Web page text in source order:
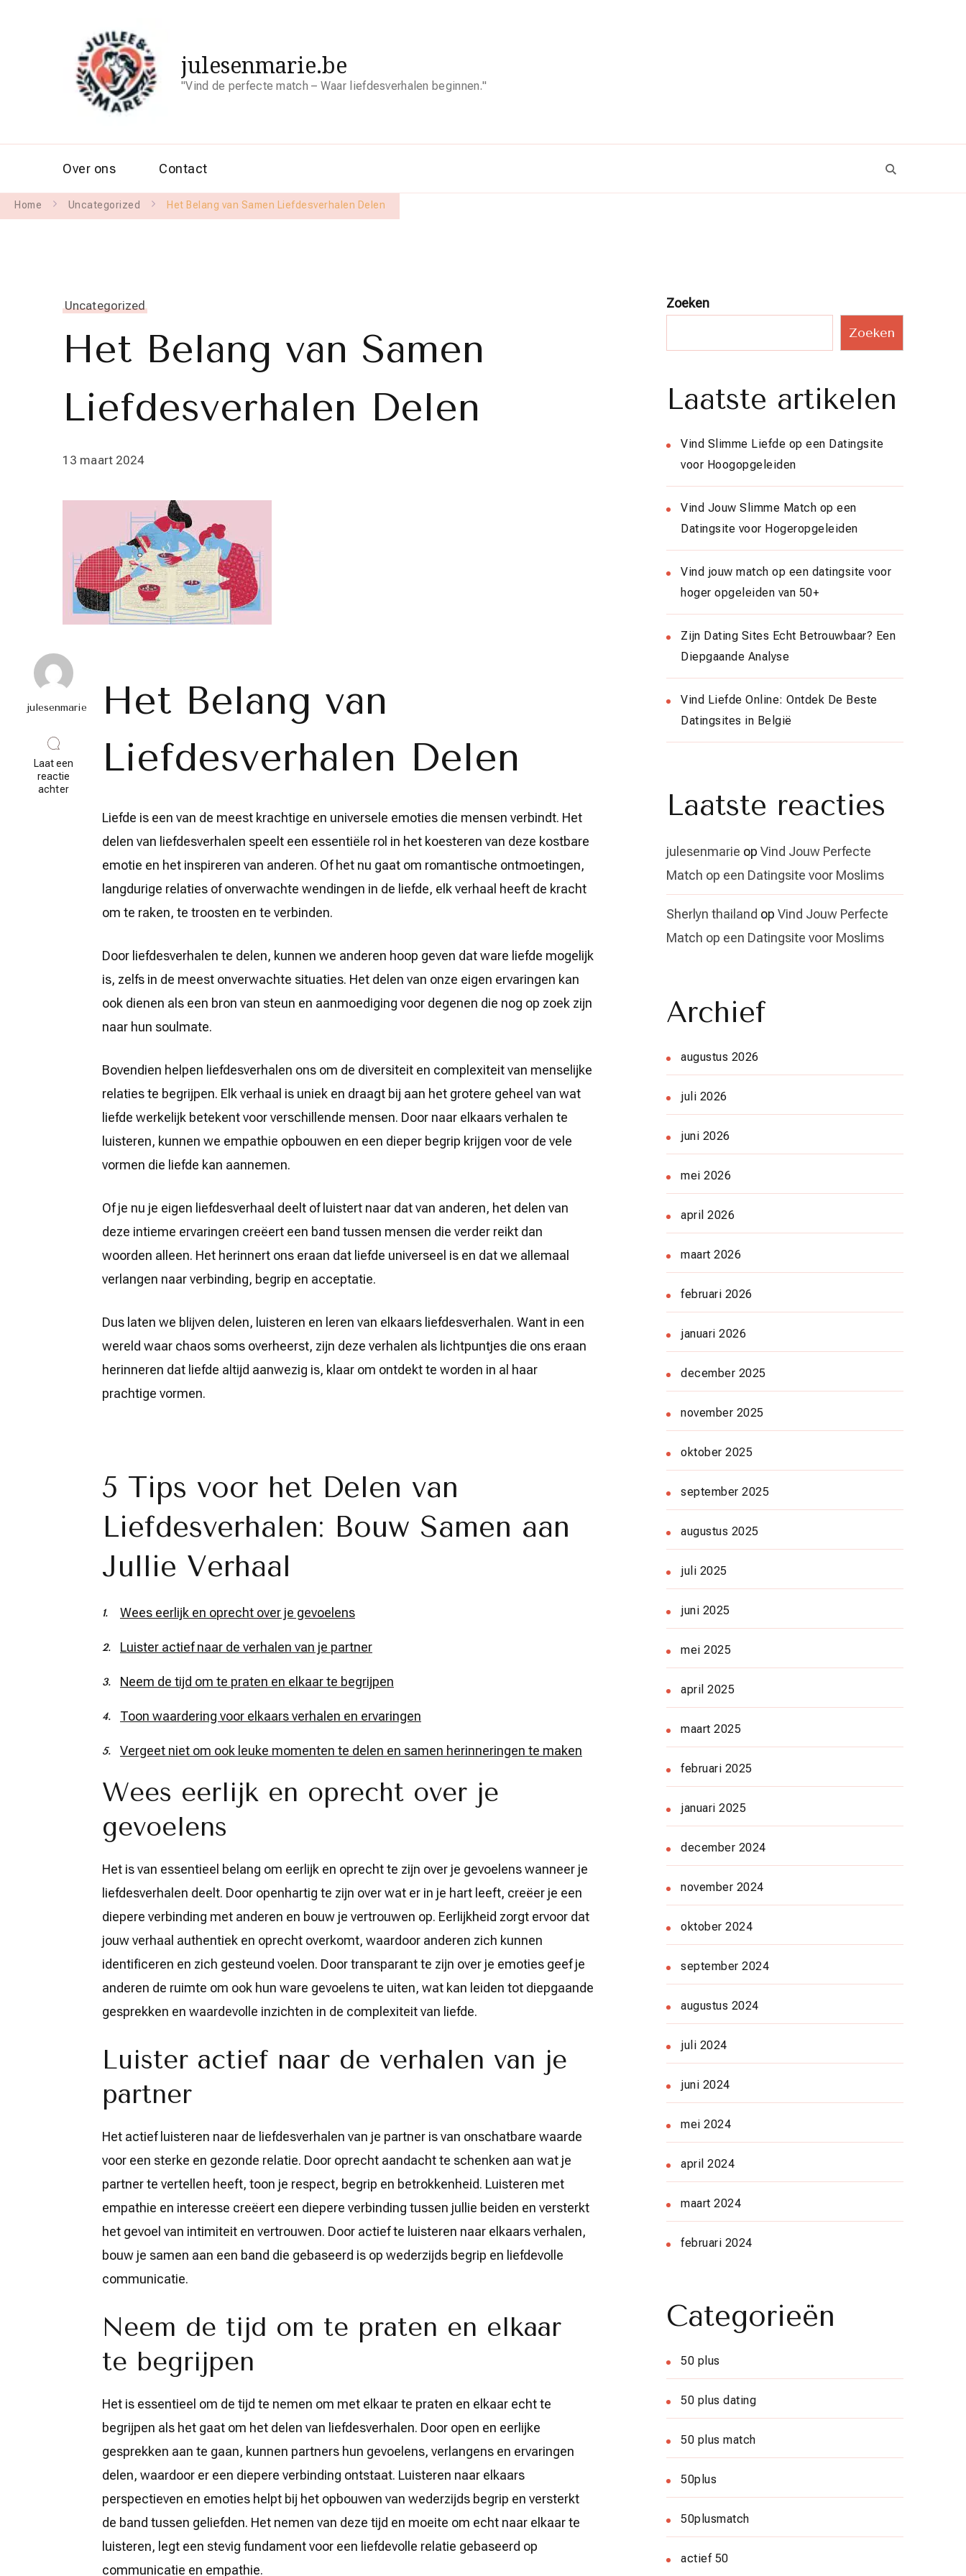
julesenmarie.be
"Vind de perfecte match – Waar liefdesverhalen beginnen."
Over ons Contact
Home Uncategorized Het Belang van Samen Liefdesverhalen Delen
Uncategorized
Het Belang van Samen
Liefdesverhalen Delen
13 maart 2024
julesenmarie
Laat een
reactie
achterop
Het Belang van
Liefdesverhalen Delen
Liefde is een van de meest krachtige en universele emoties die mensen verbindt. Het
delen van liefdesverhalen speelt een essentiële rol in het koesteren van deze kostbare
emotie en het inspireren van anderen. Of het nu gaat om romantische ontmoetingen,
langdurige relaties of onverwachte wendingen in de liefde, elk verhaal heeft de kracht
om te raken, te troosten en te verbinden.
Door liefdesverhalen te delen, kunnen we anderen hoop geven dat ware liefde mogelijk
is, zelfs in de meest onverwachte situaties. Het delen van onze eigen ervaringen kan
ook dienen als een bron van steun en aanmoediging voor degenen die nog op zoek zijn
naar hun soulmate.
Bovendien helpen liefdesverhalen ons om de diversiteit en complexiteit van menselijke
relaties te begrijpen. Elk verhaal is uniek en draagt bij aan het grotere geheel van wat
liefde werkelijk betekent voor verschillende mensen. Door naar elkaars verhalen te
luisteren, kunnen we empathie opbouwen en een dieper begrip krijgen voor de vele
vormen die liefde kan aannemen.
Of je nu je eigen liefdesverhaal deelt of luistert naar dat van anderen, het delen van
deze intieme ervaringen creëert een band tussen mensen die verder reikt dan
woorden alleen. Het herinnert ons eraan dat liefde universeel is en dat we allemaal
verlangen naar verbinding, begrip en acceptatie.
Dus laten we blijven delen, luisteren en leren van elkaars liefdesverhalen. Want in een
wereld waar chaos soms overheerst, zijn deze verhalen als lichtpuntjes die ons eraan
herinneren dat liefde altijd aanwezig is, klaar om ontdekt te worden in al haar
prachtige vormen.
5 Tips voor het Delen van
Liefdesverhalen: Bouw Samen aan
Jullie Verhaal
Wees eerlijk en oprecht over je gevoelens
Luister actief naar de verhalen van je partner
Neem de tijd om te praten en elkaar te begrijpen
Toon waardering voor elkaars verhalen en ervaringen
Vergeet niet om ook leuke momenten te delen en samen herinneringen te maken
Wees eerlijk en oprecht over je
gevoelens
Het is van essentieel belang om eerlijk en oprecht te zijn over je gevoelens wanneer je
liefdesverhalen deelt. Door openhartig te zijn over wat er in je hart leeft, creëer je een
diepere verbinding met anderen en bouw je vertrouwen op. Eerlijkheid zorgt ervoor dat
jouw verhaal authentiek en oprecht overkomt, waardoor anderen zich kunnen
identificeren en zich gesteund voelen. Door transparant te zijn over je emoties geef je
anderen de ruimte om ook hun ware gevoelens te uiten, wat kan leiden tot diepgaande
gesprekken en waardevolle inzichten in de complexiteit van liefde.
Luister actief naar de verhalen van je
partner
Het actief luisteren naar de liefdesverhalen van je partner is van onschatbare waarde
voor een sterke en gezonde relatie. Door oprecht aandacht te schenken aan wat je
partner te vertellen heeft, toon je respect, begrip en betrokkenheid. Luisteren met
empathie en interesse creëert een diepere verbinding tussen jullie beiden en versterkt
het gevoel van intimiteit en vertrouwen. Door actief te luisteren naar elkaars verhalen,
bouw je samen aan een band die gebaseerd is op wederzijds begrip en liefdevolle
communicatie.
Neem de tijd om te praten en elkaar
te begrijpen
Het is essentieel om de tijd te nemen om met elkaar te praten en elkaar echt te
begrijpen als het gaat om het delen van liefdesverhalen. Door open en eerlijke
gesprekken aan te gaan, kunnen partners hun gevoelens, verlangens en ervaringen
delen, waardoor er een diepere verbinding ontstaat. Luisteren naar elkaars
perspectieven en emoties helpt bij het opbouwen van wederzijds begrip en versterkt
de band tussen geliefden. Het nemen van deze tijd en moeite om echt naar elkaar te
luisteren, legt een stevig fundament voor een liefdevolle relatie gebaseerd op
communicatie en empathie.
Zoeken
Zoeken
Laatste artikelen
Vind Slimme Liefde op een Datingsite
voor Hoogopgeleiden
Vind Jouw Slimme Match op een
Datingsite voor Hogeropgeleiden
Vind jouw match op een datingsite voor
hoger opgeleiden van 50+
Zijn Dating Sites Echt Betrouwbaar? Een
Diepgaande Analyse
Vind Liefde Online: Ontdek De Beste
Datingsites in België
Laatste reacties
julesenmarie op Vind Jouw Perfecte
Match op een Datingsite voor Moslims
Sherlyn thailand op Vind Jouw Perfecte
Match op een Datingsite voor Moslims
Archief
augustus 2026
juli 2026
juni 2026
mei 2026
april 2026
maart 2026
februari 2026
januari 2026
december 2025
november 2025
oktober 2025
september 2025
augustus 2025
juli 2025
juni 2025
mei 2025
april 2025
maart 2025
februari 2025
januari 2025
december 2024
november 2024
oktober 2024
september 2024
augustus 2024
juli 2024
juni 2024
mei 2024
april 2024
maart 2024
februari 2024
Categorieën
50 plus
50 plus dating
50 plus match
50plus
50plusmatch
actief 50